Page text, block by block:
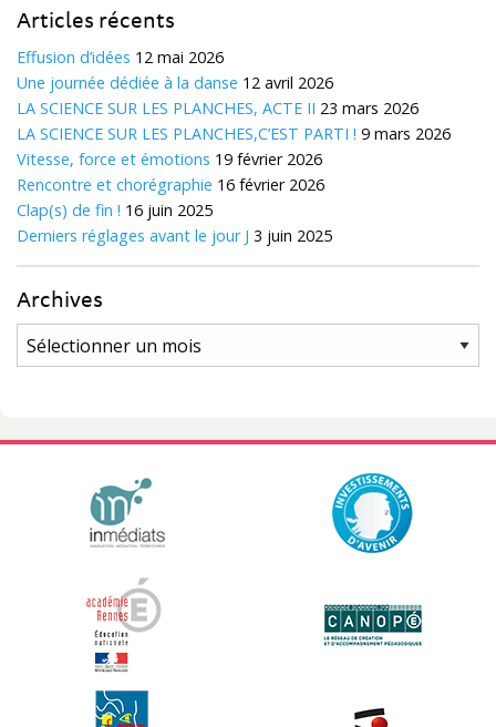
Articles récents
Effusion d’idées 12 mai 2026
Une journée dédiée à la danse 12 avril 2026
LA SCIENCE SUR LES PLANCHES, ACTE II 23 mars 2026
LA SCIENCE SUR LES PLANCHES,C’EST PARTI ! 9 mars 2026
Vitesse, force et émotions 19 février 2026
Rencontre et chorégraphie 16 février 2026
Clap(s) de fin ! 16 juin 2025
Derniers réglages avant le jour J 3 juin 2025
Archives
Archives